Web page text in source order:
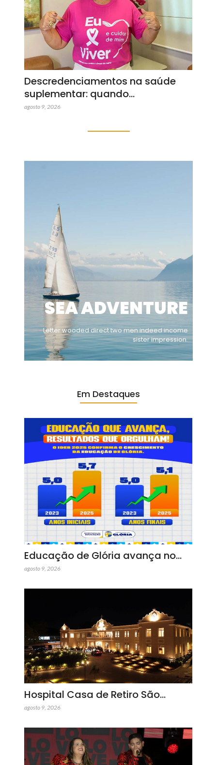
Descredenciamentos na saúde
suplementar: quando…
agosto 9, 2026
SEA ADVENTURE
Letter wooded direct two men indeed income
sister impression.
Em Destaques
Educação de Glória avança no…
agosto 9, 2026
Hospital Casa de Retiro São…
agosto 9, 2026